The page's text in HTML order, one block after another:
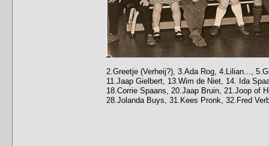
2.Greetje (Verheij?), 3.Ada Rog, 4.Lilian...,
11.Jaap Gielbert, 13.Wim de Niet, 14. Ida
18.Corrie Spaans, 20.Jaap Bruin, 21.Joop of
28.Jolanda Buys, 31.Kees Pronk, 32.Fred